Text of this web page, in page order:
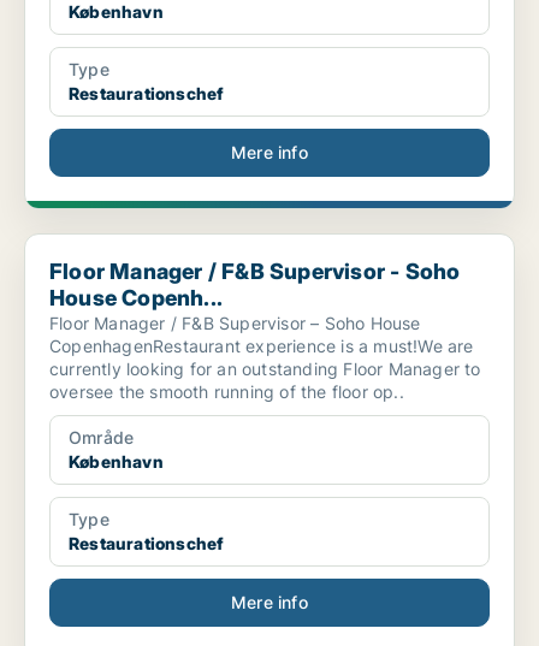
København
Type
Restaurationschef
Mere info
Floor Manager / F&B Supervisor - Soho House Copenh...
Floor Manager / F&B Supervisor - Soho
House Copenh...
Floor Manager / F&B Supervisor – Soho House
CopenhagenRestaurant experience is a must!We are
currently looking for an outstanding Floor Manager to
oversee the smooth running of the floor op..
Område
København
Type
Restaurationschef
Mere info